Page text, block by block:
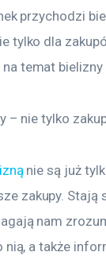
przychodzi
tylko dla
temat bielizny
– nie tylko
nie są już
zakupy.
nam
nią, a także